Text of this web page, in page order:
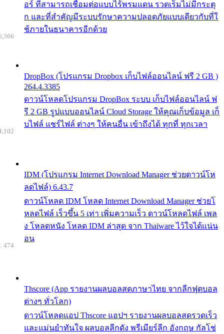
อร์ ที่สามารถเชื่อมต่อแบบไร้พรมแดน รวดเร็มไม่มีกระตุ
ก และที่สำคัญมีระบบรักษาความปลอดภัยแบบเดียวกับที่ใ
ช้ภายในธนาคารอีกด้วย
DropBox (โปรแกรม Dropbox เก็บไฟล์ออนไลน์ ฟรี 2 GB )
264.4.3385
ดาวน์โหลดโปรแกรม DropBox ระบบ เก็บไฟล์ออนไลน์ ฟ
รี 2 GB รูปแบบออนไลน์ Cloud Storage ให้คุณเก็บข้อมูล เก็
บไฟล์ แชร์ไฟล์ ต่างๆ ให้คนอื่น เข้าถึงได้ ทุกที่ ทุกเวลา
IDM (โปรแกรม Internet Download Manager ช่วยดาวน์โห
ลดไฟล์) 6.43.7
ดาวน์โหลด IDM โหลด Internet Download Manager ช่วยโ
หลดไฟล์ เร็วขึ้น 5 เท่า เพิ่มความเร็ว ดาวน์โหลดไฟล์ เพล
ง โหลดหนัง โหลด IDM ล่าสุด จาก Thaiware ไว้ใจได้แน่น
อน
Thscore (App รายงานผลบอลสดภาษาไทย จากลีกฟุตบอล
ต่างๆ ทั่วโลก)
ดาวน์โหลดแอป Thscore แอปฯ รายงานผลบอลสดรวดเร็ว
และแม่นยำทันใจ ผลบอลลีกดัง พรีเมียร์ลีก อังกฤษ กัลโช่
474